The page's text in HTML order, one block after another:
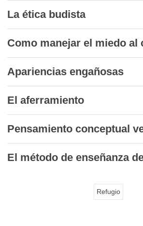
La ética budista
Como manejar el miedo al
Apariencias engañosas
El aferramiento
Pensamiento conceptual
El método de enseñanza
Refugio